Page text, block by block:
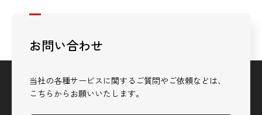
お問い合わせ
当社の各種サービスに関するご質問やご依頼などは、
こちらからお願いいたします。